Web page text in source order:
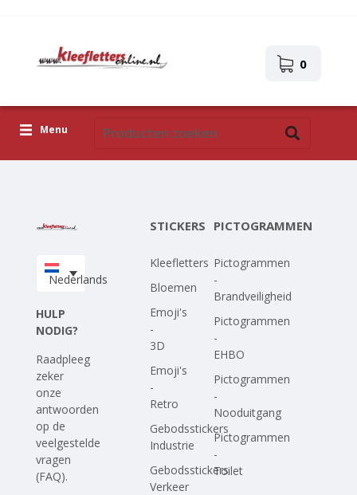
0
Menu
Upload je eigen ontwerp
Nederlands
HULP
NODIG?
Raadpleeg
zeker
onze
antwoorden
op de
veelgestelde
vragen
(FAQ).
STICKERS
Kleefletters
Bloemen
Emoji's
-
3D
Emoji's
-
Retro
Gebodsstickers
Industrie
Gebodsstickers
Verkeer
PICTOGRAMMEN
Pictogrammen
-
Brandveiligheid
Pictogrammen
-
EHBO
Pictogrammen
-
Nooduitgang
Pictogrammen
-
Toilet